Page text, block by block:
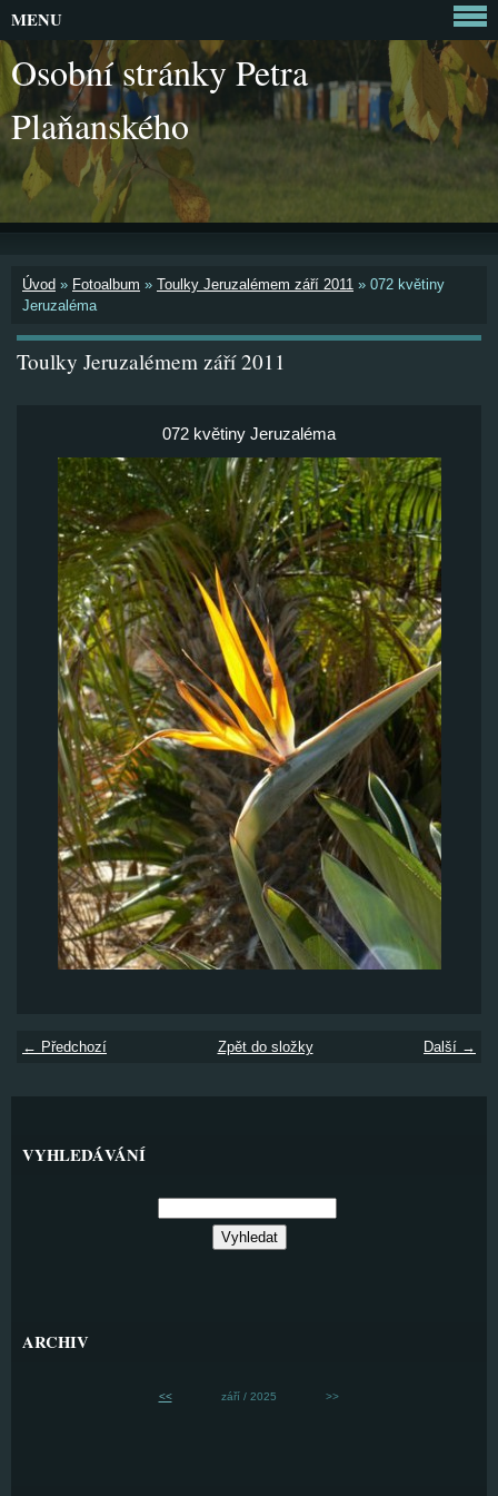
Osobní stránky Petra
Plaňanského
Úvod » Fotoalbum » Toulky Jeruzalémem září 2011 » 072 květiny
Jeruzaléma
Toulky Jeruzalémem září 2011
072 květiny Jeruzaléma
← Předchozí Další →
Zpět do složky
MENU
VYHLEDÁVÁNÍ
ARCHIV
<< září / 2025 >>